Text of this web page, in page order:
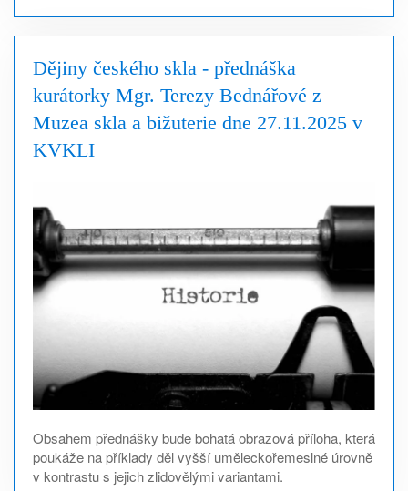
Dějiny českého skla - přednáška
kurátorky Mgr. Terezy Bednářové z
Muzea skla a bižuterie dne 27.11.2025 v
KVKLI
Obsahem přednášky bude bohatá obrazová příloha, která
poukáže na příklady děl vyšší uměleckořemeslné úrovně
v kontrastu s jejich zlidovělými variantami.